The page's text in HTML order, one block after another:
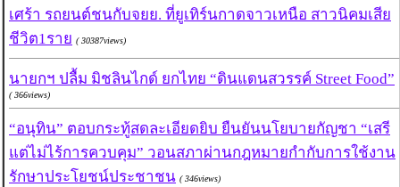
เศร้า รถยนต์ชนกับจยย. ที่ยูเทิร์นกาดจาวเหนือ สาวนิคมเสีย
ชีวิต1ราย ( 30387views)
นายกฯ ปลื้ม มิชลินไกด์ ยกไทย “ดินแดนสวรรค์ Street Food”
( 366views)
“อนุทิน” ตอบกระทู้สดละเอียดยิบ ยืนยันนโยบายกัญชา “เสรี
แต่ไม่ไร้การควบคุม” วอนสภาผ่านกฎหมายกำกับการใช้งาน
รักษาประโยชน์ประชาชน ( 346views)